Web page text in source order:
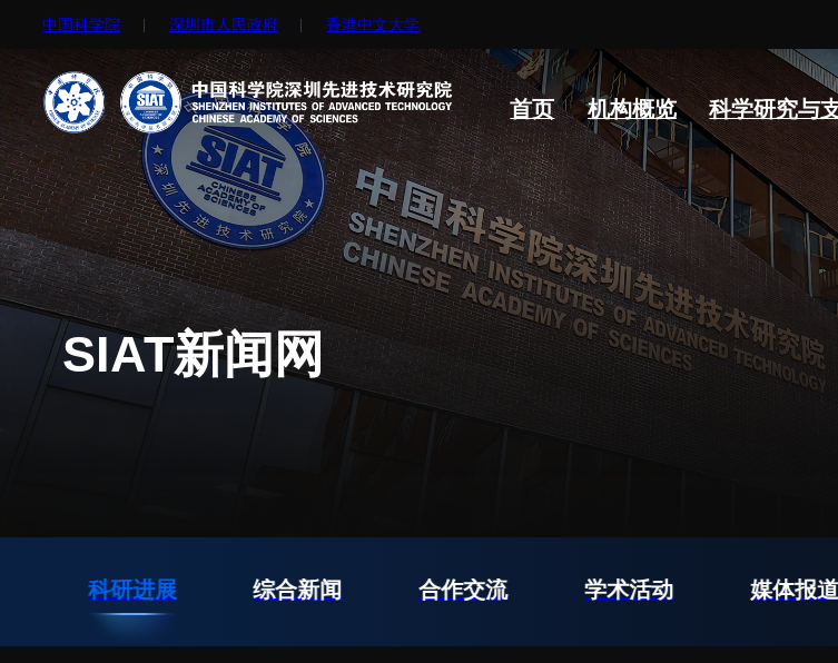
中国科学院 深圳市人民政府 ⾹港中文大学
首页 机构概览 科学研究与
机构简介
院长寄语
现任领导
历任领导
统计数据
先进集成技术研究所
生物医学与健康工程研究所
先进计算与数字工程研究所
生物医药与技术研究所
脑认知与脑疾病研究所
合成生物学研究所
人才概况
人才介绍
人才招聘
人才动态
博士后
综合处
科研管理处
创新融合处
人力资源处
财务资产处
合作转化处
产业发展中心
SIAT新闻网
科研进展 综合新闻 合作交流 学术活动 媒体报